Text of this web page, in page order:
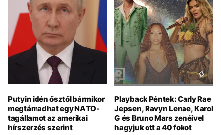
Putyin idén ősztől bármikor
megtámadhat egy NATO-
tagállamot az amerikai
hírszerzés szerint
Playback Péntek: Carly Rae
Jepsen, Ravyn Lenae, Karol
G és Bruno Mars zenéivel
hagyjuk ott a 40 fokot